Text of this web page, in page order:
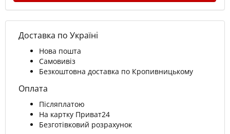
Доставка по Україні
Нова пошта
Самовивіз
Безкоштовна доставка по Кропивницькому
Оплата
Післяплатою
На картку Приват24
Безготівковий розрахунок